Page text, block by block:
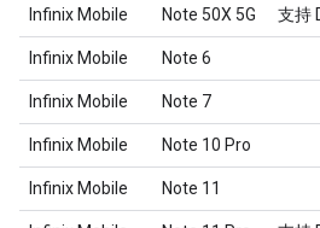
Infinix Mobile Note 50X 5G 支持
Infinix Mobile Note 6
Infinix Mobile Note 7
Infinix Mobile Note 10 Pro
Infinix Mobile Note 11